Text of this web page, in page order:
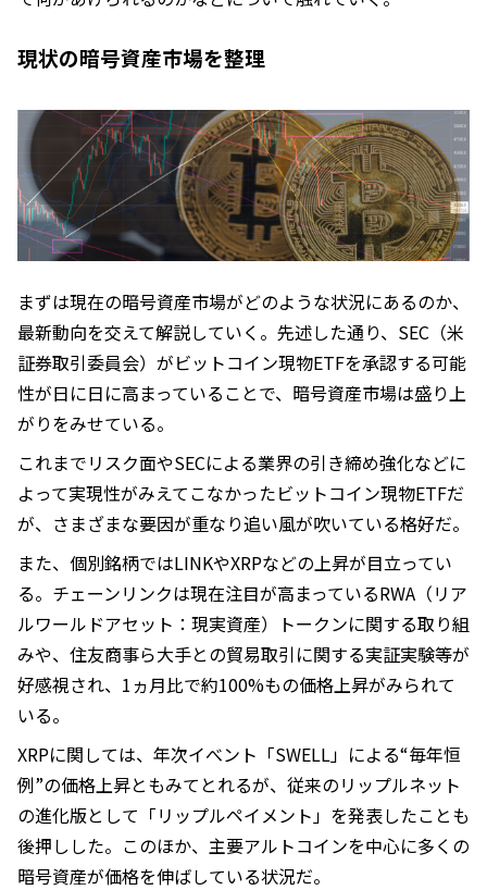
現状の暗号資産市場を整理
まずは現在の暗号資産市場がどのような状況にあるのか、
最新動向を交えて解説していく。先述した通り、SEC（米
証券取引委員会）がビットコイン現物ETFを承認する可能
性が日に日に高まっていることで、暗号資産市場は盛り上
がりをみせている。
これまでリスク面やSECによる業界の引き締め強化などに
よって実現性がみえてこなかったビットコイン現物ETFだ
が、さまざまな要因が重なり追い風が吹いている格好だ。
また、個別銘柄ではLINKやXRPなどの上昇が目立ってい
る。チェーンリンクは現在注目が高まっているRWA（リア
ルワールドアセット：現実資産）トークンに関する取り組
みや、住友商事ら大手との貿易取引に関する実証実験等が
好感視され、1ヵ月比で約100%もの価格上昇がみられて
いる。
XRPに関しては、年次イべント「SWELL」による“毎年恒
例”の価格上昇ともみてとれるが、従来のリップルネット
の進化版として「リップルペイメント」を発表したことも
後押しした。このほか、主要アルトコインを中心に多くの
暗号資産が価格を伸ばしている状況だ。